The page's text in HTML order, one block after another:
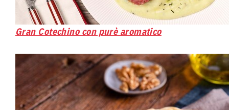
Gran Cotechino con purè aromatico